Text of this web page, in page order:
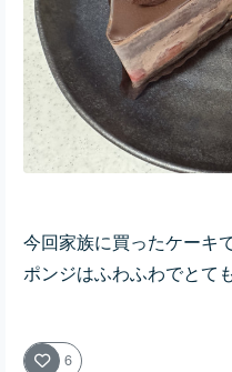
今回家族に買ったケーキ
ポンジはふわふわでとて
6